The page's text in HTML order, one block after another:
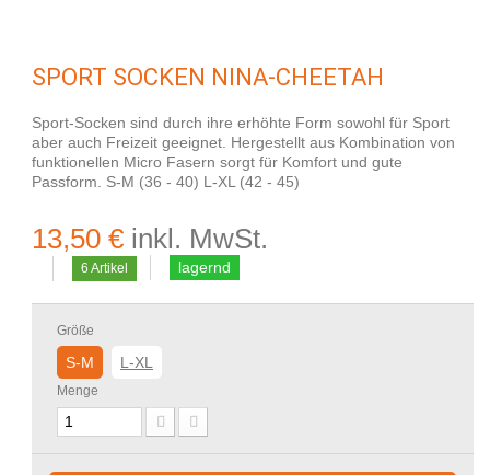
SPORT SOCKEN NINA-CHEETAH
Sport-Socken sind durch ihre erhöhte Form sowohl für Sport
aber auch Freizeit geeignet. Hergestellt aus Kombination von
funktionellen Micro Fasern sorgt für Komfort und gute
Passform. S-M (36 - 40) L-XL (42 - 45)
13,50 € inkl. MwSt.
6 Artikel lagernd
Größe
S-M L-XL
Menge